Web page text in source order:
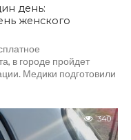
день:
женского
в городе пройдет
Медики подготовили
340